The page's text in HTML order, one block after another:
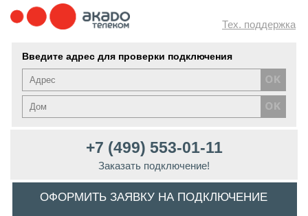
Тех. поддержка
Введите адрес для проверки подключения
+7 (499) 553-01-11
Заказать подключение!
ОФОРМИТЬ ЗАЯВКУ НА ПОДКЛЮЧЕНИЕ